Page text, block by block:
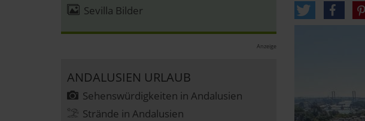
Sevilla Bilder
Anzeige
ANDALUSIEN URLAUB
Sehenswürdigkeiten in Andalusien
Strände in Andalusien